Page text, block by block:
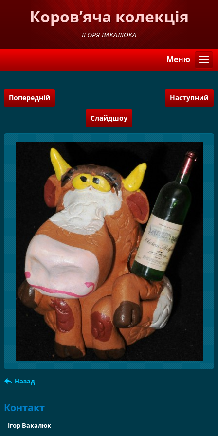
Коров’яча колекція
ІГОРЯ ВАКАЛЮКА
Меню
Попередній Наступний
Слайдшоу
Назад
Контакт
Ігор Вакалюк